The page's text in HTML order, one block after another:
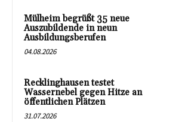
Mülheim begrüßt 35 neue
Auszubildende in neun
Ausbildungsberufen
04.08.2026
Recklinghausen testet
Wassernebel gegen Hitze an
öffentlichen Plätzen
31.07.2026